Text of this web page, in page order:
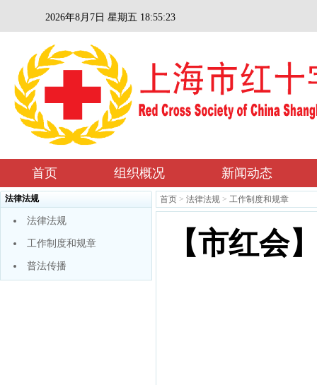
2026年8月7日 星期五 18:55:24
首页 组织概况 新闻动态
法律法规
法律法规
工作制度和规章
普法传播
首页 > 法律法规 > 工作制度和规章
【市红会